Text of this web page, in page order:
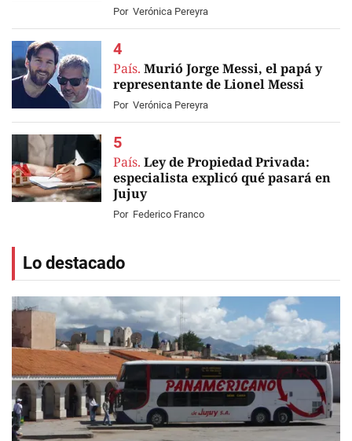
Por Verónica Pereyra
País. Murió Jorge Messi, el papá y
representante de Lionel Messi
Por Verónica Pereyra
País. Ley de Propiedad Privada:
especialista explicó qué pasará en
Jujuy
Por Federico Franco
Lo destacado